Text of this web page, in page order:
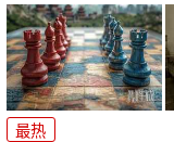
最热